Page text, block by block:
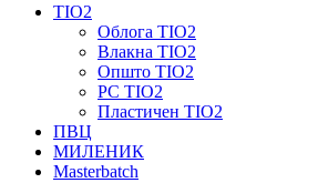
TIO2
Облога TIO2
Влакна TIO2
Општо TIO2
PC TIO2
Пластичен TIO2
ПВЦ
МИЛЕНИК
Masterbatch